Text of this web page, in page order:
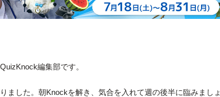
編集部です。
ました。朝Knockを解き、気合を入れて週の後半に臨みましょ